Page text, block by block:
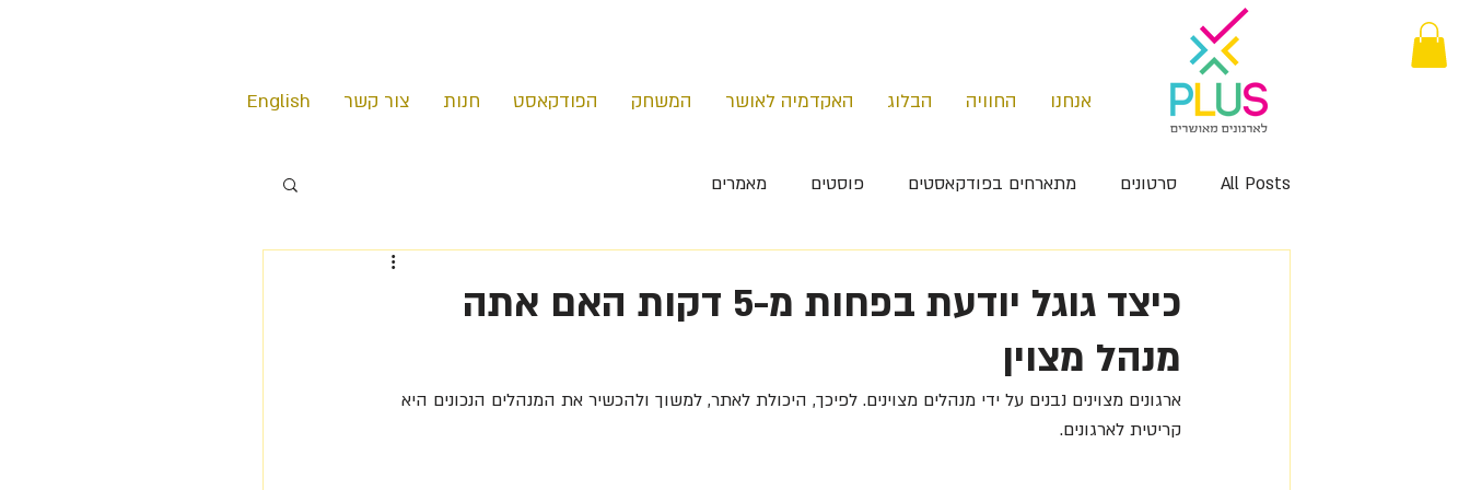
אנחנו החוויה הבלוג האקדמיה לאושר המשחק הפודקאסט חנות צור קשר English
All Posts סרטונים מתארחים בפודקאסטים פוסטים מאמרים
כיצד גוגל יודעת בפחות מ-5 דקות האם אתה
מנהל מצוין
ארגונים מצוינים נבנים על ידי מנהלים מצוינים. לפיכך, היכולת לאתר, למשוך ולהכשיר את המנהלים הנכונים היא
קריטית לארגונים.